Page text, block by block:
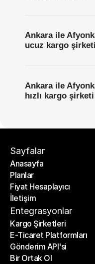
Ankara ile
ucuz kargo
Ankara ile
hızlı kargo
Sayfalar
Anasayfa
Anasayfa
Planlar
Planlar
Fiyat Hesaplayıcı
Fiyat Hesaplayıcı
İletişim
İletişim
Entegrasyonlar
Kargo Şirketleri
Kargo Şirketleri
E-Ticaret Platformları
E-Ticaret Platformları
Gönderim API'si
Gönderim API'si
Bir Ortak Ol